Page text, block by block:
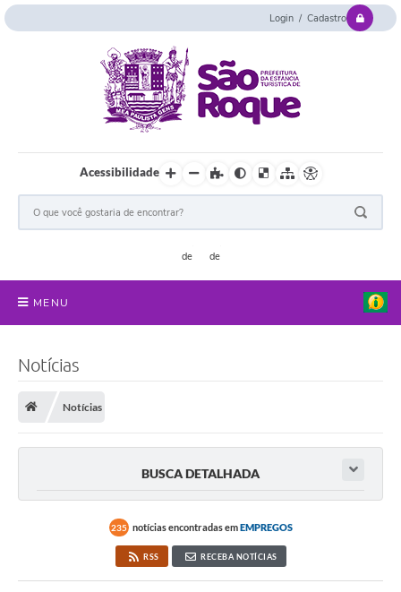
Login / Cadastro
Acessibilidade
MENU
Transparência
Secretarias/Departamentos
Notícias
Notícias
BUSCA DETALHADA
235 notícias encontradas emEMPREGOS
RSS RECEBA NOTÍCIAS